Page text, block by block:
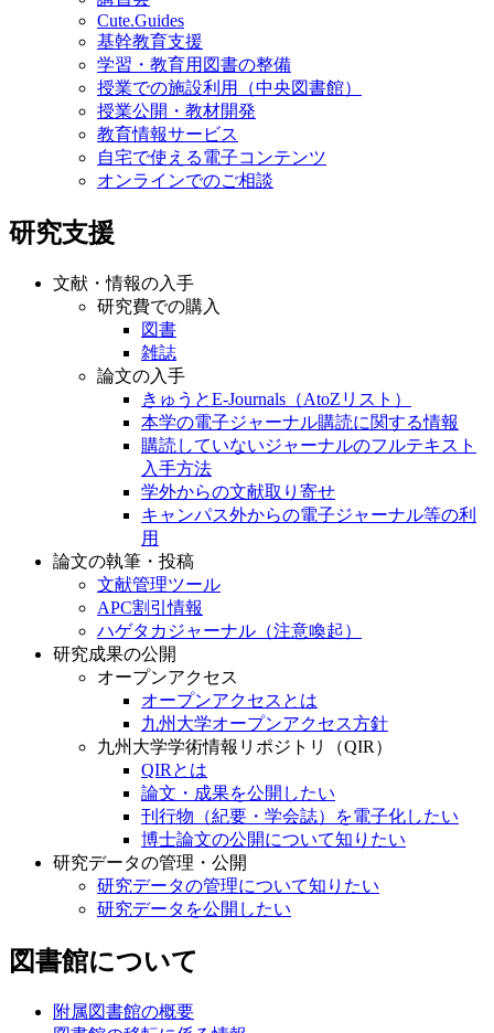
Cute.Guides
基幹教育支援
学習・教育用図書の整備
授業での施設利用（中央図書館）
授業公開・教材開発
教育情報サービス
自宅で使える電子コンテンツ
オンラインでのご相談
研究支援
文献・情報の入手
研究費での購入
図書
雑誌
論文の入手
きゅうとE-Journals（AtoZリスト）
本学の電子ジャーナル購読に関する情報
購読していないジャーナルのフルテキスト
入手方法
学外からの文献取り寄せ
キャンパス外からの電子ジャーナル等の利
用
論文の執筆・投稿
文献管理ツール
APC割引情報
ハゲタカジャーナル（注意喚起）
研究成果の公開
オープンアクセス
オープンアクセスとは
九州大学オープンアクセス方針
九州大学学術情報リポジトリ（QIR）
QIRとは
論文・成果を公開したい
刊行物（紀要・学会誌）を電子化したい
博士論文の公開について知りたい
研究データの管理・公開
研究データの管理について知りたい
研究データを公開したい
図書館について
附属図書館の概要